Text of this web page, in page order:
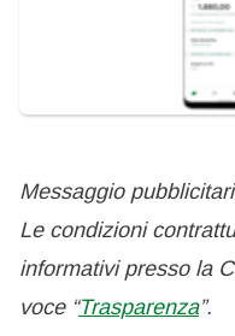
Messaggio
Le condizioni
informativi presso la
voce “Trasparenza”.